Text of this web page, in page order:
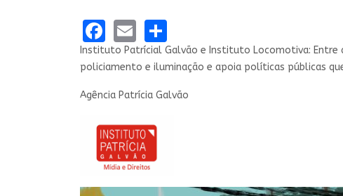
Facebook
Email
Instituto Patrícial Galvão e Instituto Locomotiva: Entre
policiamento e iluminação e apoia políticas públicas
Agência Patrícia Galvão